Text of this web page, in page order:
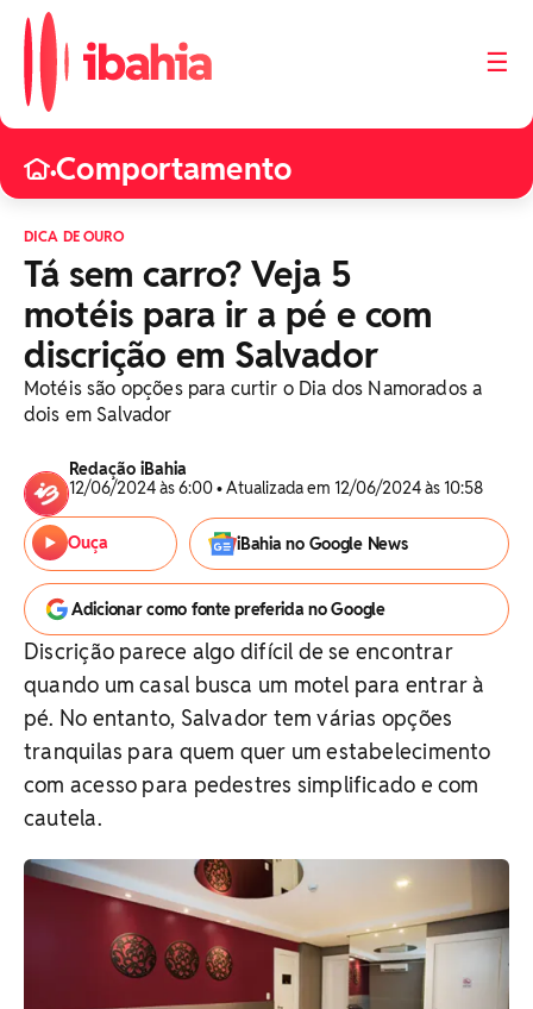
☰
•Comportamento
DICA DE OURO
Tá sem carro? Veja 5
motéis para ir a pé e com
discrição em Salvador
Motéis são opções para curtir o Dia dos Namorados a
dois em Salvador
Redação iBahia
12/06/2024 às 6:00 • Atualizada em 12/06/2024 às 10:58
Ouça iBahia no Google News
Adicionar como fonte preferida no Google
Discrição parece algo difícil de se encontrar
quando um casal busca um motel para entrar à
pé. No entanto, Salvador tem várias opções
tranquilas para quem quer um estabelecimento
com acesso para pedestres simplificado e com
cautela.